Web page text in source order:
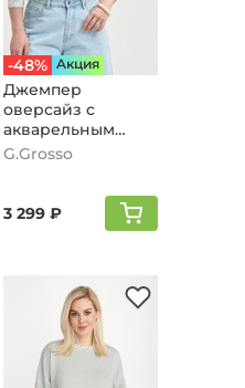
-48% Aкция
Джемпер
оверсайз с
акварельным
рисунком, мятный
G.Grosso
3 299 ₽